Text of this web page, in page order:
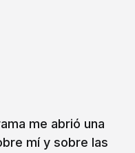
me abrió una
mí y sobre las